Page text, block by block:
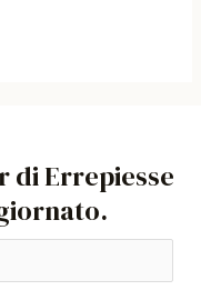
di Errepiesse